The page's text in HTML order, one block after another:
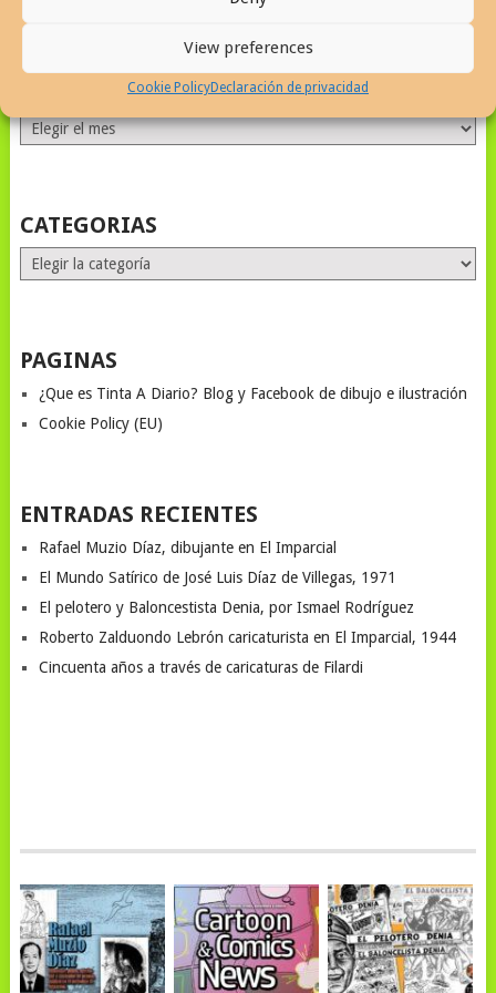
View preferences
Cookie PolicyDeclaración de privacidad
ALL MONTHS STORIES
ALL
MONTHS
CATEGORIAS
Categorias
PAGINAS
¿Que es Tinta A Diario? Blog y Facebook de dibujo e ilustración
Cookie Policy (EU)
ENTRADAS RECIENTES
Rafael Muzio Díaz, dibujante en El Imparcial
El Mundo Satírico de José Luis Díaz de Villegas, 1971
El pelotero y Baloncestista Denia, por Ismael Rodríguez
Roberto Zalduondo Lebrón caricaturista en El Imparcial, 1944
Cincuenta años a través de caricaturas de Filardi